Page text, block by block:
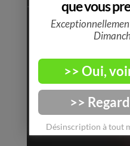
— SPACER —